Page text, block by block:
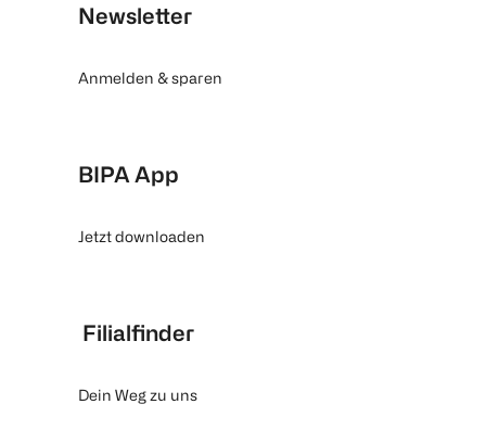
Newsletter
Anmelden & sparen
BIPA App
Jetzt downloaden
Filialfinder
Dein Weg zu uns